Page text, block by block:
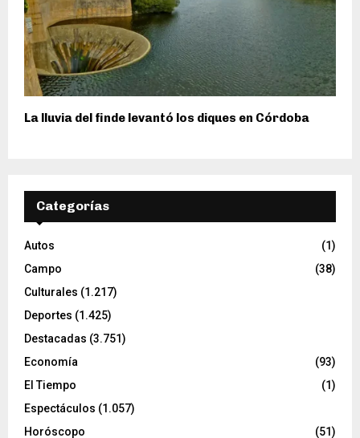
La lluvia del finde levantó los diques en Córdoba
Categorías
Autos
(1)
Campo
(38)
Culturales (1.217)
Deportes (1.425)
Destacadas (3.751)
Economía
(93)
El Tiempo
(1)
Espectáculos (1.057)
Horóscopo
(51)